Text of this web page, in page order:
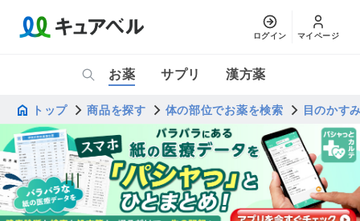
ログイン マイページ
お薬 サプリ 漢方薬
トップ 商品を探す 体の部位でお薬を検索 目のかす